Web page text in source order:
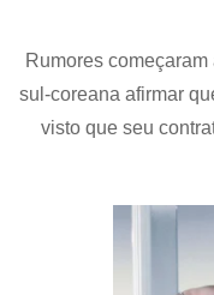
Rumores
sul-coreana afirmar
visto que seu